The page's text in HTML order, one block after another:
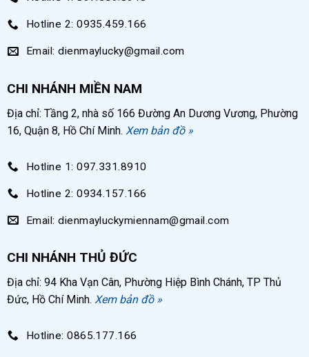
Hotline 2: 0935.459.166
Email: dienmaylucky@gmail.com
CHI NHÁNH MIỀN NAM
Địa chỉ: Tầng 2, nhà số 166 Đường An Dương Vương, Phường
16, Quận 8, Hồ Chí Minh. Xem bản đồ »
Hotline 1: 097.331.8910
Hotline 2: 0934.157.166
Email: dienmayluckymiennam@gmail.com
CHI NHÁNH THỦ ĐỨC
Địa chỉ: 94 Kha Vạn Cân, Phường Hiệp Bình Chánh, TP Thủ
Đức, Hồ Chí Minh. Xem bản đồ »
Hotline: 0865.177.166